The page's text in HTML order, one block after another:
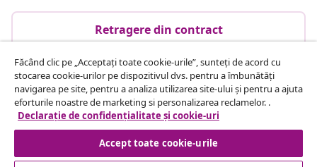
Retragere din contract
Serviciu clienți
Business
Făcând clic pe „Acceptați toate cookie-urile”, sunteți de acord cu
stocarea cookie-urilor pe dispozitivul dvs. pentru a îmbunătăți
navigarea pe site, pentru a analiza utilizarea site-ului și pentru a ajuta
eforturile noastre de marketing si personalizarea reclamelor. .
Declarație de confidențialitate și cookie-uri
Accept toate cookie-urile